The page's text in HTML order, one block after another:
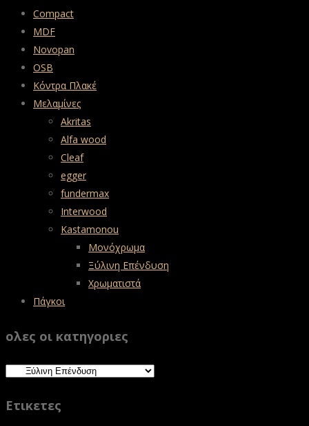
Compact
MDF
Novopan
OSB
Κόντρα Πλακέ
Μελαμίνες
Akritas
Alfa wood
Cleaf
egger
fundermax
Interwood
Kastamonou
Μονόχρωμα
Ξύλινη Επένδυση
Χρωματιστά
Πάγκοι
ολες οι κατηγοριες
Ετικετες